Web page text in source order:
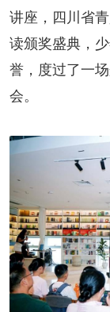
新书快讯
服务
四川文学
公告公示
公告公示
人事考试
讲座，四川省
读颁奖盛典，
誉，度过了一
会。